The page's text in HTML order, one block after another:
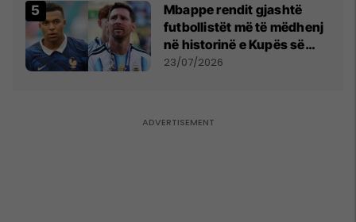
Mbappe rendit gjashtë
futbollistët më të mëdhenj
në historinë e Kupës së
Botës, Messi mbetet i dyti
23/07/2026